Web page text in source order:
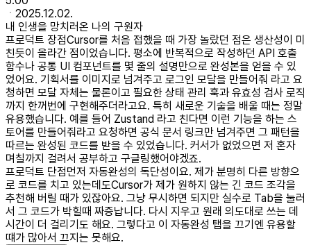
2025.12.02.
내 인생을 망치러온 나의 구원자
프로덕트 장점Cursor를 처음 접했을 때 가장 놀랐던 점은 생산성이 미
친듯이 올라간 점이었습니다. 평소에 반복적으로 작성하던 API 호출
함수나 공통 UI 컴포넌트를 몇 줄의 설명만으로 완성본을 얻을 수 있
었어요. 기획서를 이미지로 넘겨주고 로그인 모달을 만들어줘 라고 요
청하면 모달 자체는 물론이고 필요한 상태 관리 훅과 유효성 검사 로직
까지 한꺼번에 구현해주더라고요. 특히 새로운 기술을 배울 때는 정말
유용했습니다. 예를 들어 Zustand 라고 친다면 이런 기능을 하는 스
토어를 만들어줘라고 요청하면 공식 문서 링크만 넘겨주면 그 패턴을
따르는 완성된 코드를 받을 수 있었습니다. 커서가 없었으면 저 혼자
며칠까지 걸려서 공부하고 구글링했어야겠죠.
프로덕트 단점먼저 자동완성의 독단성이요. 제가 분명히 다른 방향으
로 코드를 치고 있는데도Cursor가 제가 원하지 않는 긴 코드 조각을
추천해 버릴 때가 있잖아요. 그냥 무시하면 되지만 실수로 Tab을 눌러
서 그 코드가 박힐때 짜증납니다. 다시 지우고 원래 의도대로 쓰는 데
시간이 더 걸리기도 해요. 그렇다고 이 자동완성 탭을 끄기엔 유용할
떄가 많아서 끄지는 못해요.